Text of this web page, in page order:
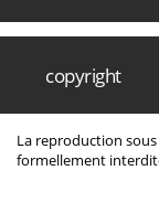
copyright
La reproduction
formellement